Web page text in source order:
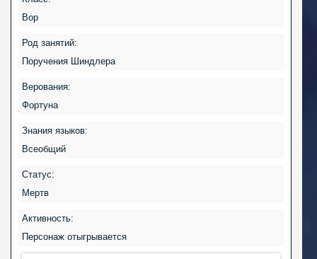
Вор
Род занятий:
Поручения Шиндлера
Верования:
Фортуна
Знания языков:
Всеобщий
Статус:
Мертв
Активность:
Персонаж отыгрывается